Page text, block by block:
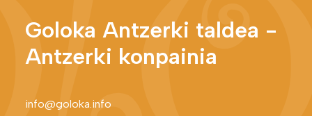
Goloka Antzerki taldea -
Antzerki konpainia
info@goloka.info